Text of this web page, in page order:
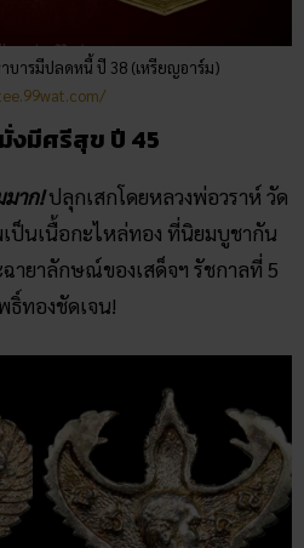
บารมีปลดหนี้ ปี 38 (เหรียญอาร์ม)
งมีศรีสุข ปี 45
าก!ปลุกเสกโดยหลวงพ่อวราห์ วัด
ป็นเนื้อกะไหล่ทอง ที่นิยมบูชากัน
ายาลักษณ์ของเสด็จฯ รัชกาลที่ 5
ธิ์ทองชัดเจน!